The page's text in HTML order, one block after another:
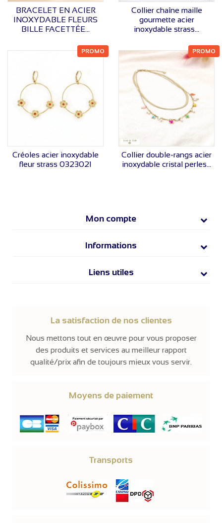
VOIR LE PRIX
BRACELET EN ACIER
INOXYDABLE FLEURS
BILLE FACETTÉE...
VOIR LE PRIX
Collier chaîne maille
gourmette acier
inoxydable strass...
VOIR LE PRIX
Créoles acier inoxydable
fleur strass 0323021
PROMO
VOIR LE PRIX
Collier double-rangs acier
inoxydable cristal perles...
PROMO
Mon compte
Informations
Liens utiles
La satisfaction de nos clientes
Nous mettons tout en œuvre pour vous proposer
des produits et services au meilleur rapport
qualité/prix afin de toujours mieux vous servir.
Moyens de paiement
Transports